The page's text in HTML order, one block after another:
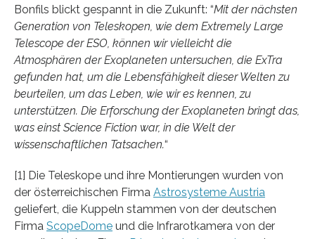
Bonfils blickt gespannt in die Zukunft: “Mit der nächsten
Generation von Teleskopen, wie dem Extremely Large
Telescope der ESO, können wir vielleicht die
Atmosphären der Exoplaneten untersuchen, die ExTra
gefunden hat, um die Lebensfähigkeit dieser Welten zu
beurteilen, um das Leben, wie wir es kennen, zu
unterstützen. Die Erforschung der Exoplaneten bringt das,
was einst Science Fiction war, in die Welt der
wissenschaftlichen Tatsachen.“
[1] Die Teleskope und ihre Montierungen wurden von
der österreichischen Firma Astrosysteme Austria
geliefert, die Kuppeln stammen von der deutschen
Firma ScopeDome und die Infrarotkamera von der